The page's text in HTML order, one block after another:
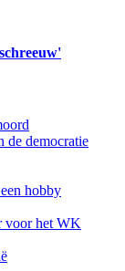
de democratie
hobby
voor het WK